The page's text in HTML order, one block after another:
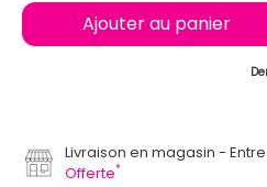
Ajouter au panier
Livraison en magasin
Offerte*